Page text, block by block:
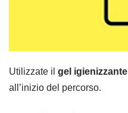
Utilizzate il gel igienizzante
all’inizio del percorso.